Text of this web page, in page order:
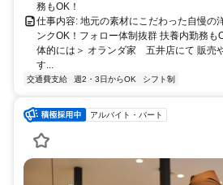
務もOK！
仕事内容: 地元の素材にこだわった自慢の
ンクOK！フォロー体制抜群 扶養内勤務も
体的には＞ オランダ家 五井店にて 販売
す...
交通費支給 週2・3日からOK シフト制
アルバイト・パート